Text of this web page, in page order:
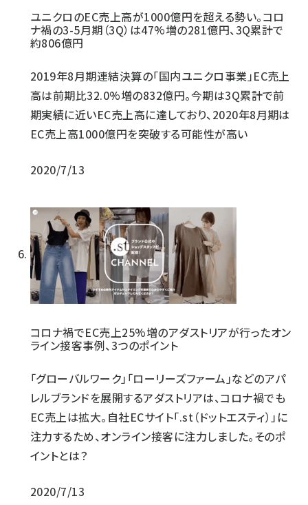
ユニクロのEC売上高が1000億円を超える勢い。コロ
ナ禍の3-5月期（3Q）は47%増の281億円、3Q累計で
約806億円
2019年8月期連結決算の「国内ユニクロ事業」EC売上
高は前期比32.0%増の832億円。今期は3Q累計で前
期実績に近いEC売上高に達しており、2020年8月期は
EC売上高1000億円を突破する可能性が高い
2020/7/13
コロナ禍でEC売上25%増のアダストリアが行ったオン
ライン接客事例、3つのポイント
「グローバルワーク」「ローリーズファーム」などのアパ
レルブランドを展開するアダストリアは、コロナ禍でも
EC売上は拡大。自社ECサイト「.st（ドットエスティ）」に
注力するため、オンライン接客に注力しました。そのポ
イントとは？
2020/7/13